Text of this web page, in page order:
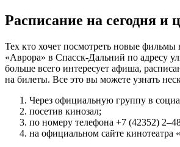
Расписание на сегодня и
Тех кто хочет посмотреть новые фильмы
«Аврора» в Спасск-Дальний по адресу
больше всего интересует афиша,
на билеты. Все это вы можете узнать
Через официальную группу в
посетив кинозал;
по номеру телефона +7 (42352)
на официальном сайте кинотеатра